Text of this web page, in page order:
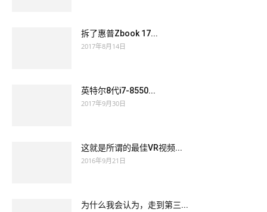
拆了惠普Zbook 17...
2017年8月14日
英特尔8代i7-8550...
2017年9月30日
这就是所谓的最佳VR视频...
2016年9月21日
为什么我会认为，走到第三...